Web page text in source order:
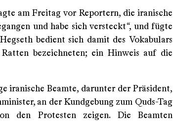
am Freitag vor Reportern, die iranische
und habe sich versteckt“, und fügte
bedient sich damit des Vokabulars
bezeichneten; ein Hinweis auf die
iranische Beamte, darunter der Präsident,
an der Kundgebung zum Quds-Tag
den Protesten zeigen. Die Beamten